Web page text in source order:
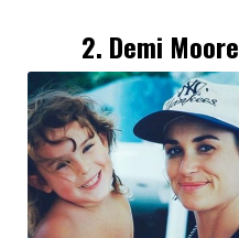
2. Demi Moore